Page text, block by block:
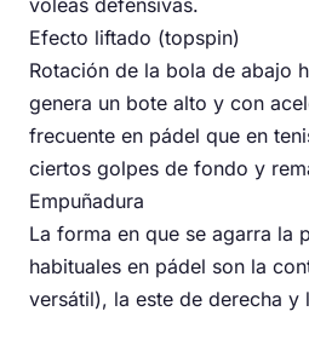
voleas defensivas.
Efecto liftado (topspin)
Rotación de la bola de abajo
genera un bote alto y con
frecuente en pádel que en
ciertos golpes de fondo y
Empuñadura
La forma en que se agarra la
habituales en pádel son la
versátil), la este de derecha y